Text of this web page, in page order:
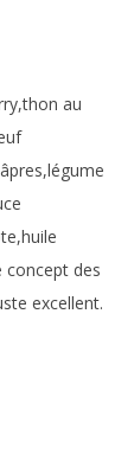
au
concept des
excellent.